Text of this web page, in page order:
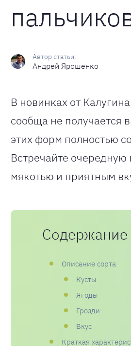
Андрей Ярошенко
В новинках от
сообща не получается
этих форм полностью
Встречайте
мякотью и приятным
Содержание
Описание сорта
Кусты
Ягоды
Грозди
Вкус
Краткая